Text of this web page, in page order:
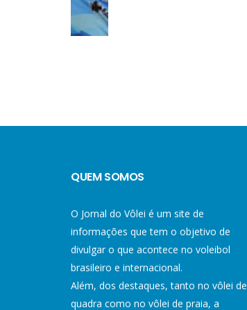
QUEM SOMOS
O Jornal do Vôlei é um site de
informações que tem o objetivo de
divulgar o que acontece no voleibol
brasileiro e internacional.
Além, dos destaques, tanto no vôlei de
quadra como no vôlei de praia, a